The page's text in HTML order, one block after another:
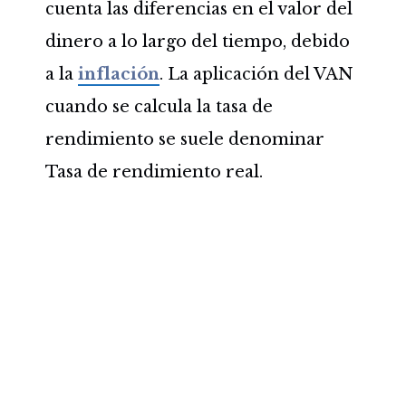
cuenta las diferencias en el valor del
dinero a lo largo del tiempo, debido
a la inflación. La aplicación del VAN
cuando se calcula la tasa de
rendimiento se suele denominar
Tasa de rendimiento real.